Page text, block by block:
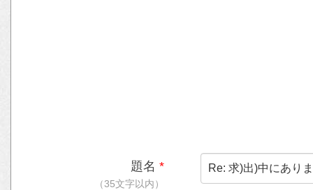
題名 *
（35文字以内）